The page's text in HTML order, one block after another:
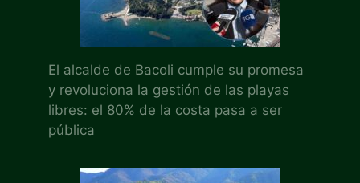
El alcalde de Bacoli cumple su promesa
y revoluciona la gestión de las playas
libres: el 80% de la costa pasa a ser
pública